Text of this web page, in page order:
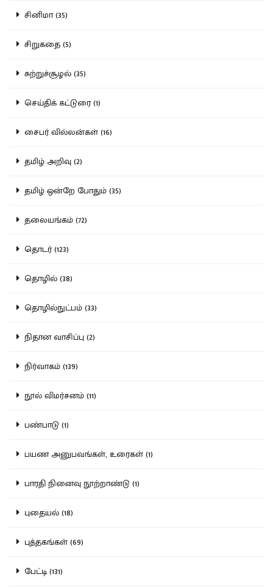
சினிமா (35)
சிறுகதை (5)
சுற்றுச்சூழல் (35)
செய்திக் கட்டுரை (1)
சைபர் வில்லன்கள் (16)
தமிழ் அறிவு (2)
தமிழ் ஒன்றே போதும் (35)
தலையங்கம் (72)
தொடர் (123)
தொழில் (38)
தொழில்நுட்பம் (33)
நிதான வாசிப்பு (2)
நிர்வாகம் (139)
நூல் விமர்சனம் (11)
பண்பாடு (1)
பயண அனுபவங்கள், உரைகள் (1)
பாரதி நினைவு நூற்றாண்டு (1)
புதையல் (18)
புத்தகங்கள் (69)
பேட்டி (131)